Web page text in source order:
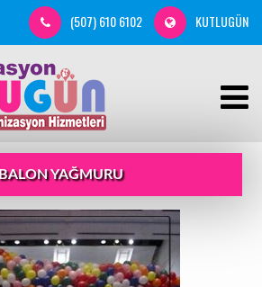
(507) 610 6102 KUTLUGÜN
BALON YAĞMURU